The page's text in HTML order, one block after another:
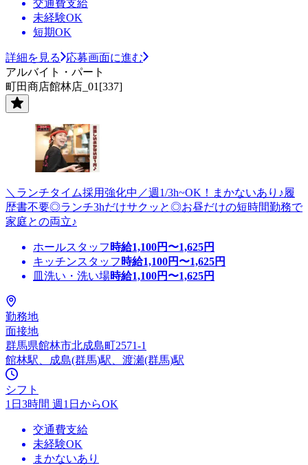
交通費支給
未経験OK
短期OK
詳細を見る
応募画面に進む
アルバイト・パート
町田商店館林店_01[337]
＼ランチタイム採用強化中／週1/3h~OK！まかないあり♪履
歴書不要◎ランチ3hだけサクッと◎お昼だけの短時間勤務で
家庭との両立♪
ホールスタッフ 時給1,100円〜1,625円
キッチンスタッフ 時給1,100円〜1,625円
皿洗い・洗い場時給1,100円〜1,625円
勤務地
面接地
群馬県館林市北成島町2571-1
館林駅、成島(群馬)駅、渡瀬(群馬)駅
シフト
1日3時間 週1日からOK
交通費支給
未経験OK
まかないあり